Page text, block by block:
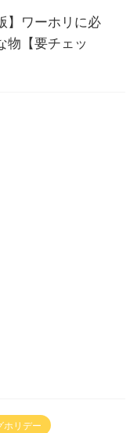
】ワーホリに必
物【要チェッ
ホリデー